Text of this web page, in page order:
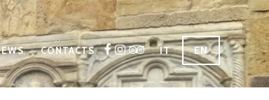
IT EN
CONTACTS